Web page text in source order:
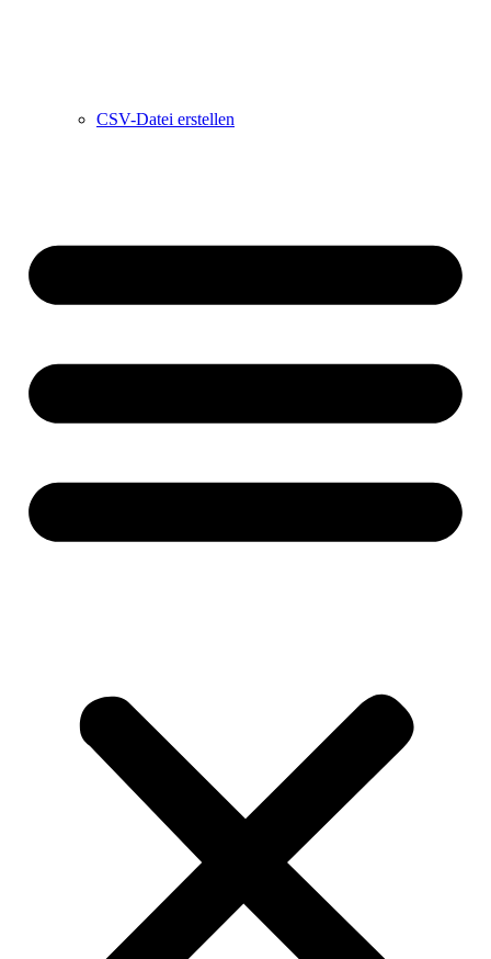
CSV-Datei erstellen